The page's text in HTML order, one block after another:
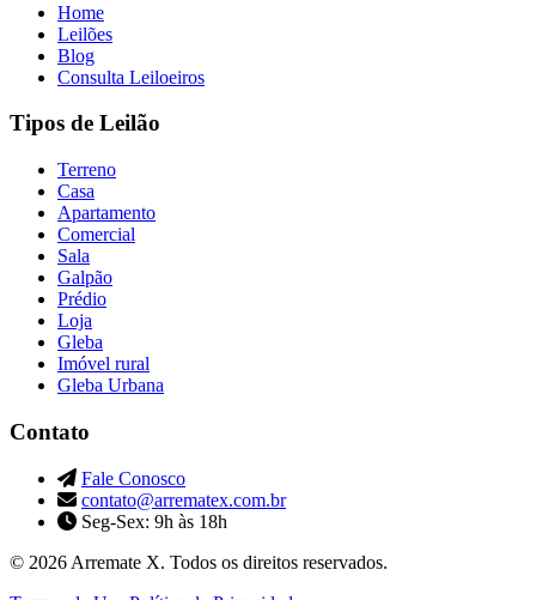
Home
Leilões
Blog
Consulta Leiloeiros
Tipos de Leilão
Terreno
Casa
Apartamento
Comercial
Sala
Galpão
Prédio
Loja
Gleba
Imóvel rural
Gleba Urbana
Contato
Fale Conosco
contato@arrematex.com.br
Seg-Sex: 9h às 18h
© 2026 Arremate X. Todos os direitos reservados.